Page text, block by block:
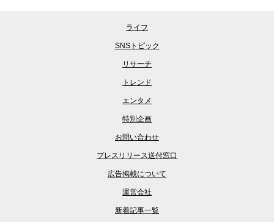
ライフ
SNSトピック
リサーチ
トレンド
エンタメ
特別企画
お問い合わせ
プレスリリース送付窓口
広告掲載について
運営会社
新着記事一覧